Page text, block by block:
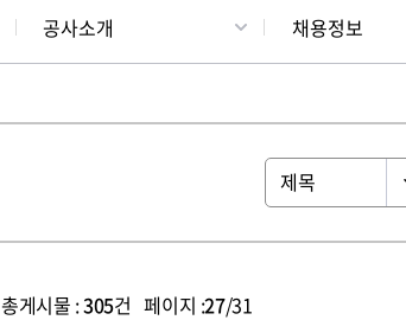
공사소개 채용정보
총게시물 :305건 페이지 :27/31